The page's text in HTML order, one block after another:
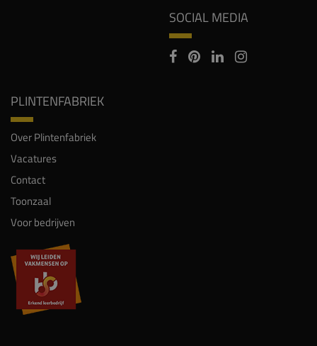
SOCIAL MEDIA
PLINTENFABRIEK
Over Plintenfabriek
Vacatures
Contact
Toonzaal
Voor bedrijven